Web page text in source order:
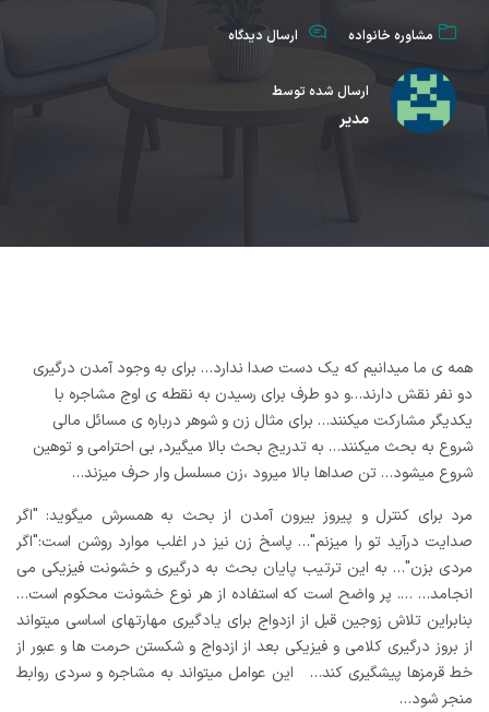
مشاوره خانواده ارسال دیدگاه
ارسال شده توسط
مدیر
همه ی ما میدانیم که یک دست صدا ندارد… برای به وجود آمدن درگیری
دو نفر نقش دارند…و دو طرف برای رسیدن به نقطه ی اوج مشاجره با
یکدیگر مشارکت میکنند… برای مثال زن و شوهر درباره ی مسائل مالی
شروع به بحث میکنند… به تدریج بحث بالا میگیرد, بی احترامی و توهین
شروع میشود… تن صداها بالا میرود ،زن مسلسل وار حرف میزند…
مرد برای کنترل و پیروز بیرون آمدن از بحث به همسرش میگوید: "اگر
صدایت درآید تو را میزنم"… پاسخ زن نیز در اغلب موارد روشن است:"اگر
مردی بزن"… به این ترتیب پایان بحث به درگیری و خشونت فیزیکی می
انجامد… …. پر واضح است که استفاده از هر نوع خشونت محکوم است…
بنابراین تلاش زوجین قبل از ازدواج برای یادگیری مهارتهای اساسی میتواند
از بروز درگیری کلامی و فیزیکی بعد از ازدواج و شکستن حرمت ها و عبور از
خط قرمزها پیشگیری کند…
این عوامل میتواند به مشاجره و سردی روابط
منجر شود…